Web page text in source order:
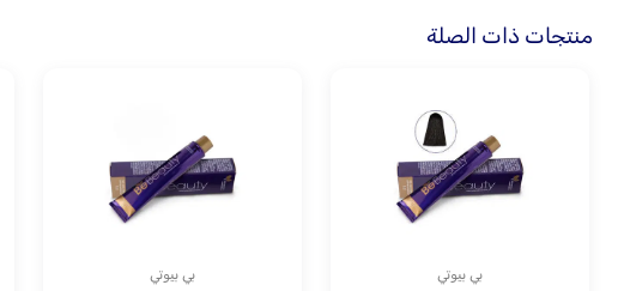
منتجات ذات الصلة
بي بيوتي بي بيوتي